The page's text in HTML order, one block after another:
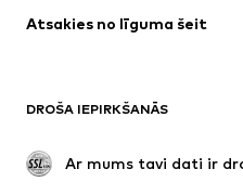
Atsakies no līguma šeit
DROŠA IEPIRKŠANĀS
Ar mums tavi dati ir